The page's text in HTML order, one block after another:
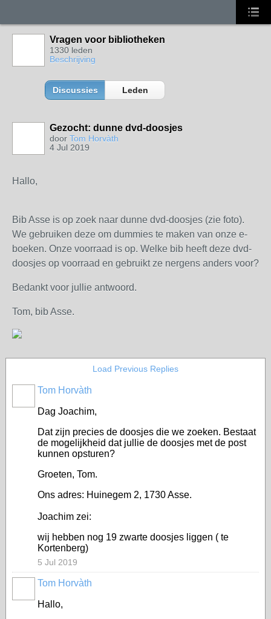
Vragen voor bibliotheken
1330 leden
Beschrijving
Discussies Leden
Gezocht: dunne dvd-doosjes
door Tom Horvàth
4 Jul 2019
Hallo,
Bib Asse is op zoek naar dunne dvd-doosjes (zie foto).
We gebruiken deze om dummies te maken van onze e-
boeken. Onze voorraad is op. Welke bib heeft deze dvd-
doosjes op voorraad en gebruikt ze nergens anders voor?
Bedankt voor jullie antwoord.
Tom, bib Asse.
Load Previous Replies
Tom Horvàth
Dag Joachim,
Dat zijn precies de doosjes die we zoeken. Bestaat
de mogelijkheid dat jullie de doosjes met de post
kunnen opsturen?
Groeten, Tom.
Ons adres: Huinegem 2, 1730 Asse.
Joachim zei:
wij hebben nog 19 zwarte doosjes liggen ( te
Kortenberg)
5 Jul 2019
Tom Horvàth
Hallo,